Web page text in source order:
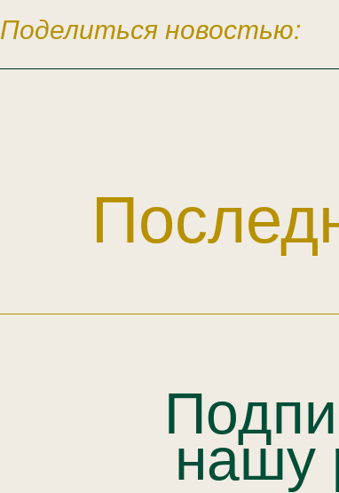
Поделиться новостью:
нашу